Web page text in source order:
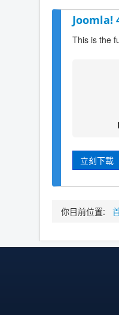
Joomla!
This is the
立刻下載
你目前位置: